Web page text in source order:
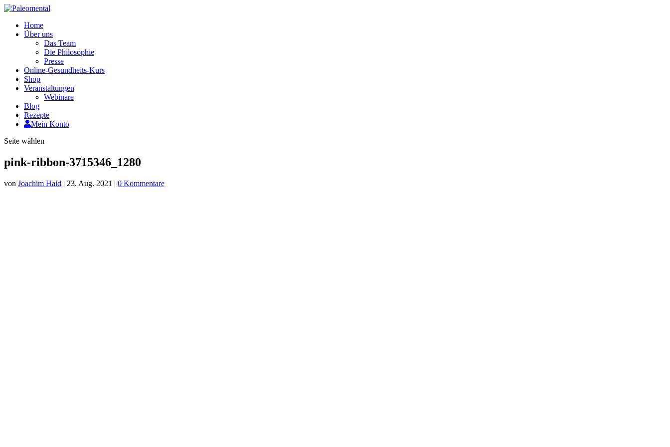
Home
Über uns
Das Team
Die Philosophie
Presse
Online-Gesundheits-Kurs
Shop
Veranstaltungen
Webinare
Blog
Rezepte
Mein Konto
Seite wählen
pink-ribbon-3715346_1280
von Joachim Haid | 23. Aug. 2021 | 0 Kommentare